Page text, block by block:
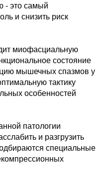
- это самый
и снизить риск
миофасциальную
состояние
мышечных спазмов у
тактику
особенностей
патологии
и разгрузить
специальные